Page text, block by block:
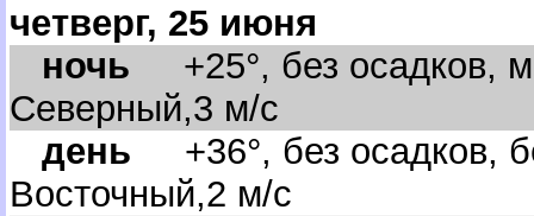
четверг, 25 июня
ночь +25°, без осадков,
Северный,3 м/с
день +36°, без осадков,
осточный,2 м/с